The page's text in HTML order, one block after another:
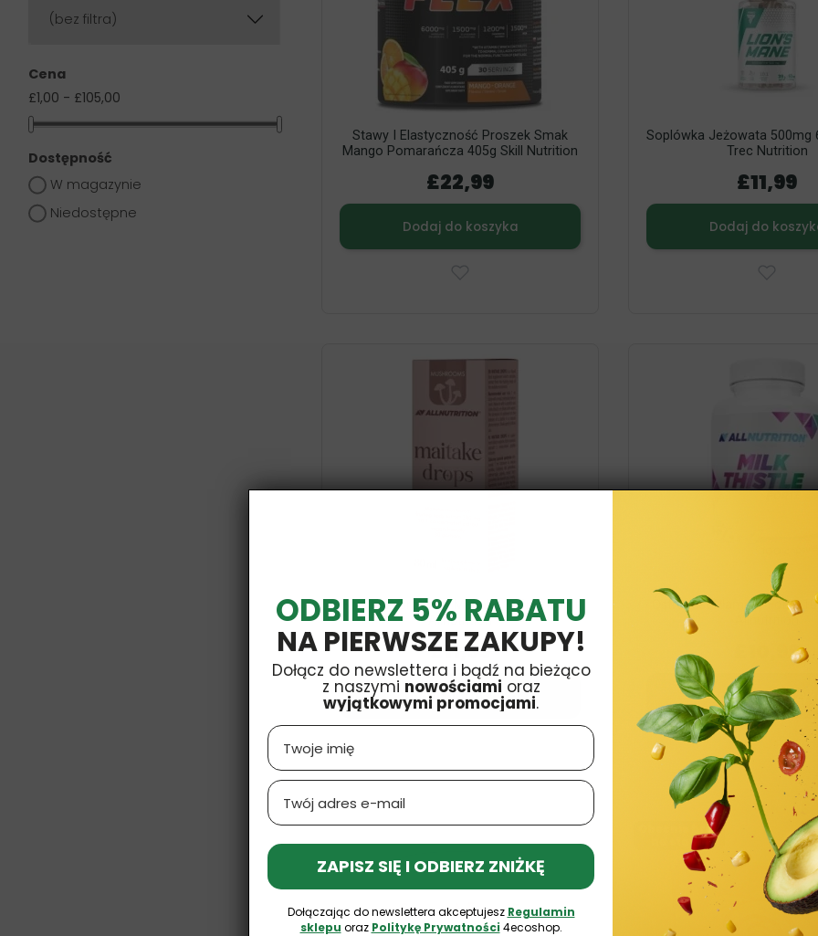
(bez filtra)
Cena
£1,00 - £105,00
Dostępność
W magazynie
Niedostępne
Stawy I Elastyczność Proszek Smak
Mango Pomarańcza 405g Skill Nutrition
£22,99
Dodaj do koszyka
Soplówka Jeżowata 500mg
Trec Nutrition
£11,99
Dodaj do
Krople Z Grzybów Maitake 300mg 30ml
Allnutrition
£11,99
Dodaj do koszyka
Ostropest Plamisty Forte
Allnutrition
£10,99
Dodaj do koszyka
Obecnie brak
na stanie
ODBIERZ 5% RABATU
NA PIERWSZE ZAKUPY!
Dołącz do newslettera i bądź na bieżąco
z naszymi nowościami oraz
wyjątkowymi promocjami.
Name
Email
ZAPISZ SIĘ I ODBIERZ ZNIŻKĘ
Dołączając do newslettera akceptujesz Regulamin
sklepu oraz Politykę Prywatności 4ecoshop.